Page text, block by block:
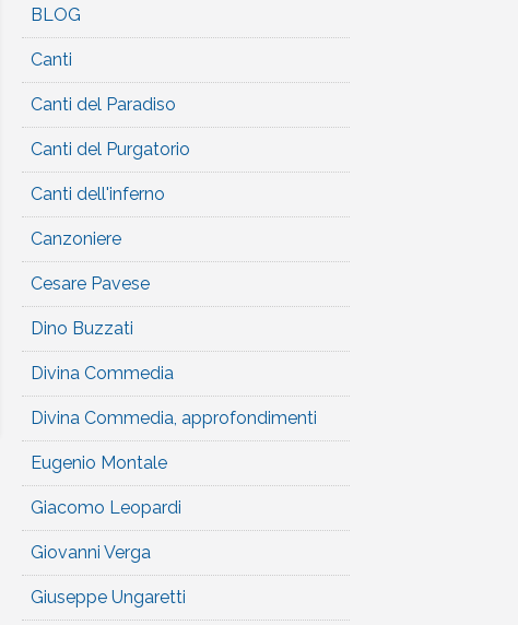
BLOG
Canti
Canti del Paradiso
Canti del Purgatorio
Canti dell'inferno
Canzoniere
Cesare Pavese
Dino Buzzati
Divina Commedia
Divina Commedia, approfondimenti
Eugenio Montale
Giacomo Leopardi
Giovanni Verga
Giuseppe Ungaretti